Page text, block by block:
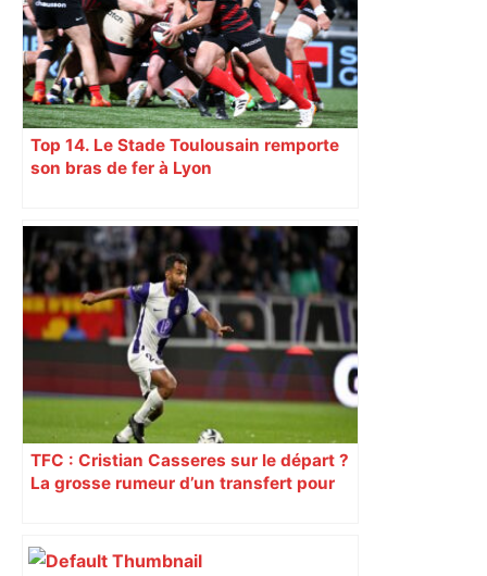
Top 14. Le Stade Toulousain remporte
son bras de fer à Lyon
TFC : Cristian Casseres sur le départ ?
La grosse rumeur d’un transfert pour